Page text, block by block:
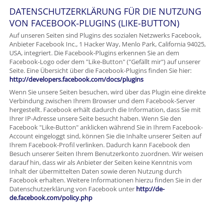
DATENSCHUTZERKLÄRUNG FÜR DIE NUTZUNG
VON FACEBOOK-PLUGINS (LIKE-BUTTON)
Auf unseren Seiten sind Plugins des sozialen Netzwerks Facebook,
Anbieter Facebook Inc., 1 Hacker Way, Menlo Park, California 94025,
USA, integriert. Die Facebook-Plugins erkennen Sie an dem
Facebook-Logo oder dem "Like-Button" ("Gefällt mir") auf unserer
Seite. Eine Übersicht über die Facebook-Plugins finden Sie hier:
http://developers.facebook.com/docs/plugins
Wenn Sie unsere Seiten besuchen, wird über das Plugin eine direkte
Verbindung zwischen Ihrem Browser und dem Facebook-Server
hergestellt. Facebook erhält dadurch die Information, dass Sie mit
Ihrer IP-Adresse unsere Seite besucht haben. Wenn Sie den
Facebook "Like-Button" anklicken während Sie in Ihrem Facebook-
Account eingeloggt sind, können Sie die Inhalte unserer Seiten auf
Ihrem Facebook-Profil verlinken. Dadurch kann Facebook den
Besuch unserer Seiten Ihrem Benutzerkonto zuordnen. Wir weisen
darauf hin, dass wir als Anbieter der Seiten keine Kenntnis vom
Inhalt der übermittelten Daten sowie deren Nutzung durch
Facebook erhalten. Weitere Informationen hierzu finden Sie in der
Datenschutzerklärung von Facebook unter http://de-
de.facebook.com/policy.php